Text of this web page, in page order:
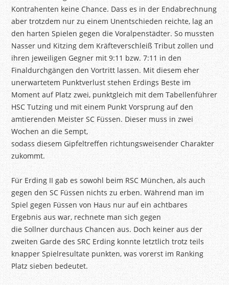
Kontrahenten keine Chance. Dass es in der Endabrechnung
aber trotzdem nur zu einem Unentschieden reichte, lag an
den harten Spielen gegen die Voralpenstädter. So mussten
Nasser und Kitzing dem Kräfteverschleiß Tribut zollen und
ihren jeweiligen Gegner mit 9:11 bzw. 7:11 in den
Finaldurchgängen den Vortritt lassen. Mit diesem eher
unerwartetem Punktverlust stehen Erdings Beste im
Moment auf Platz zwei, punktgleich mit dem Tabellenführer
HSC Tutzing und mit einem Punkt Vorsprung auf den
amtierenden Meister SC Füssen. Dieser muss in zwei
Wochen an die Sempt,
sodass diesem Gipfeltreffen richtungsweisender Charakter
zukommt.
Für Erding II gab es sowohl beim RSC München, als auch
gegen den SC Füssen nichts zu erben. Während man im
Spiel gegen Füssen von Haus nur auf ein achtbares
Ergebnis aus war, rechnete man sich gegen
die Sollner durchaus Chancen aus. Doch keiner aus der
zweiten Garde des SRC Erding konnte letztlich trotz teils
knapper Spielresultate punkten, was vorerst im Ranking
Platz sieben bedeutet.